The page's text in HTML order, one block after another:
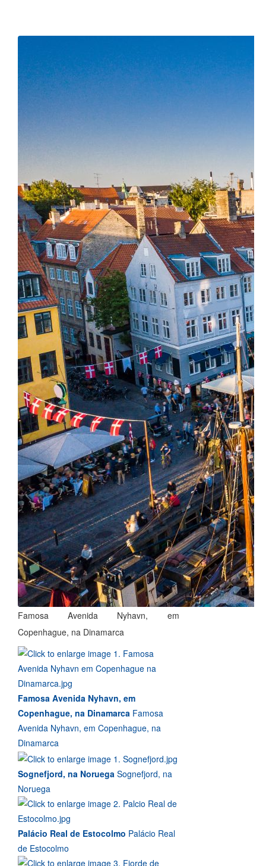
Famosa Avenida Nyhavn, em
Copenhague, na Dinamarca
Famosa Avenida Nyhavn, em
Copenhague, na Dinamarca Famosa
Avenida Nyhavn, em Copenhague, na
Dinamarca
Sognefjord, na Noruega Sognefjord, na
Noruega
Palácio Real de Estocolmo Palácio Real
de Estocolmo